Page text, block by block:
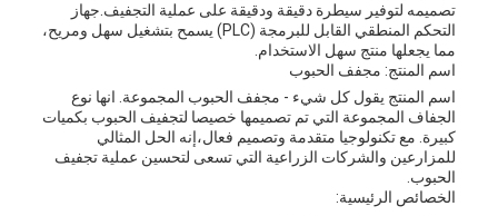
تصميمه لتوفير سيطرة دقيقة ودقيقة على عملية التجفيف.جهاز
التحكم المنطقي القابل للبرمجة (PLC) يسمح بتشغيل سهل ومريح،
مما يجعلها منتج سهل الاستخدام.
اسم المنتج: مجفف الحبوب
اسم المنتج يقول كل شيء - مجفف الحبوب المجموعة. انها نوع
الجفاف المجموعة التي تم تصميمها خصيصا لتجفيف الحبوب بكميات
كبيرة. مع تكنولوجيا متقدمة وتصميم فعال،إنه الحل المثالي
للمزارعين والشركات الزراعية التي تسعى لتحسين عملية تجفيف
الحبوب.
الخصائص الرئيسية: